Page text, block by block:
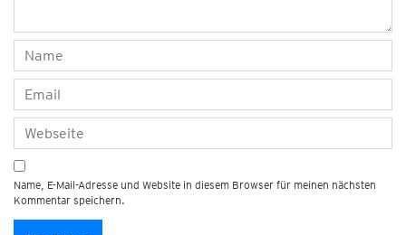
Name, E-Mail-Adresse und Website in diesem Browser für meinen nächsten
Kommentar speichern.